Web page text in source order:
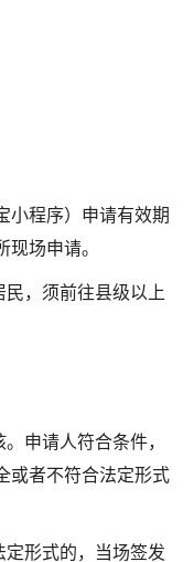
小程序）申请有效期
场申请。
，须前往县级以上
申请人符合条件，
或者不符合法定形式
定形式的，当场签发